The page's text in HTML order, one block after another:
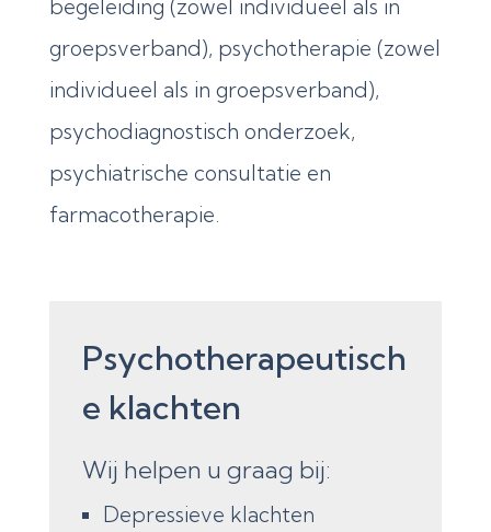
begeleiding (zowel individueel als in
groepsverband), psychotherapie (zowel
individueel als in groepsverband),
psychodiagnostisch onderzoek,
psychiatrische consultatie en
farmacotherapie.
Psychotherapeutisch
e klachten
Wij helpen u graag bij:
Depressieve klachten